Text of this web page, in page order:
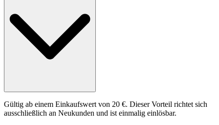
Gültig ab einem Einkaufswert von 20 €. Dieser Vorteil richtet sich
ausschließlich an Neukunden und ist einmalig einlösbar.